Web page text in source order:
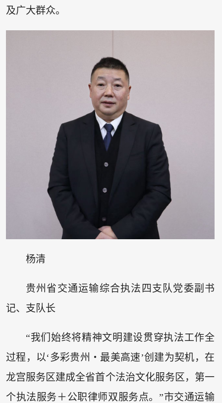
及广大群众。
杨清
贵州省交通运输综合执法四支队党委副书
记、支队长
“我们始终将精神文明建设贯穿执法工作全
过程，以‘多彩贵州・最美高速’创建为契机，在
龙宫服务区建成全省首个法治文化服务区，第一
个执法服务＋公职律师双服务点。”市交通运输